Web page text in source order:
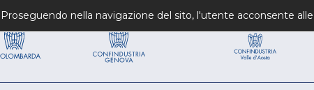
fondatrici Confindustrie regionali
nella navigazione del sito, l'utente acconsente